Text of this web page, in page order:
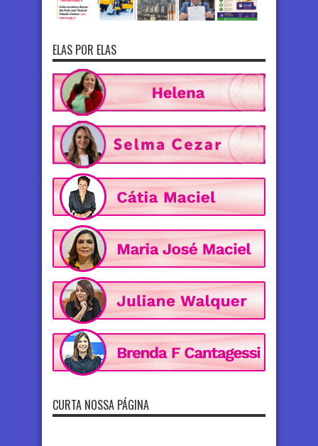
ELAS POR ELAS
CURTA NOSSA PÁGINA